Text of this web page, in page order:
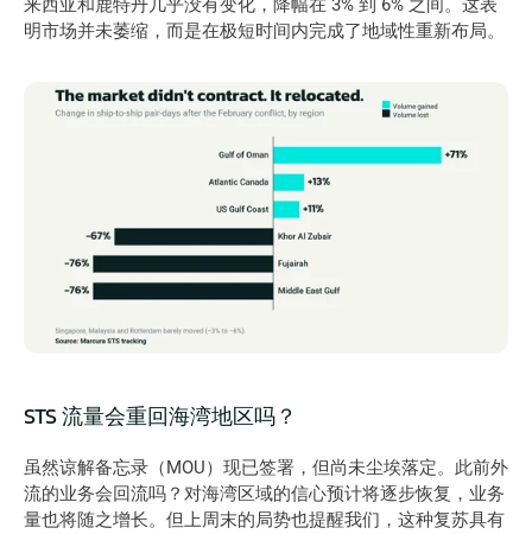
来西亚和鹿特丹几乎没有变化，降幅在 3% 到 6% 之间。这表
明市场并未萎缩，而是在极短时间内完成了地域性重新布局。
STS 流量会重回海湾地区吗？
虽然谅解备忘录（MOU）现已签署，但尚未尘埃落定。此前外
流的业务会回流吗？对海湾区域的信心预计将逐步恢复，业务
量也将随之增长。但上周末的局势也提醒我们，这种复苏具有